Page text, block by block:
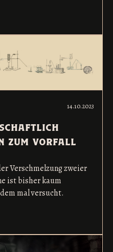
14.10.2023
zum vorfall
Verschmelzung zweier
ist bisher kaum
mal versucht.